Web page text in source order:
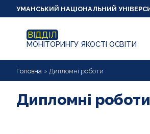
УМАНСЬКИЙ НАЦІОНАЛЬНИЙ
ВІДДІЛ
МОНІТОРИНГУ ЯКОСТІ ОСВІТИ
НОВИНИ
ПРО ВІДДІЛ
Головна » Дипломні роботи
Дипломні роботи